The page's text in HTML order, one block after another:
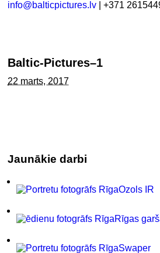
info@balticpictures.lv | +371
Baltic-Pictures–1
22 marts, 2017
Jaunākie darbi
Ozols IR
Rīgas
Swaper